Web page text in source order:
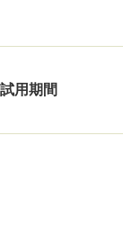
試用期間